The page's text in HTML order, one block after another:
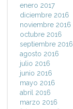
enero 2017
diciembre 2016
noviembre 2016
octubre 2016
septiembre 2016
agosto 2016
julio 2016
junio 2016
mayo 2016
abril 2016
marzo 2016